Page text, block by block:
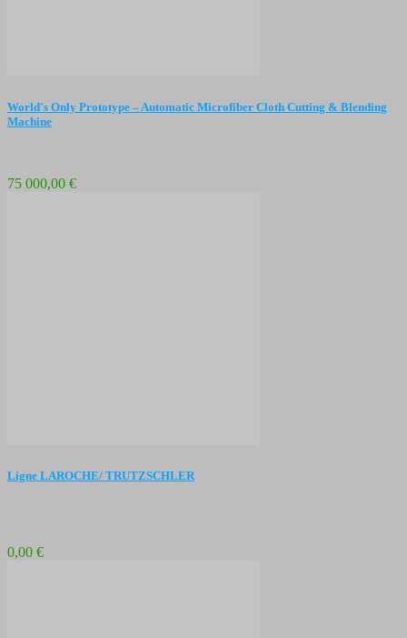
World's Only Prototype – Automatic Microfiber Cloth Cutting & Blending
Machine
75 000,00 €
Ligne LAROCHE/ TRUTZSCHLER
0,00 €